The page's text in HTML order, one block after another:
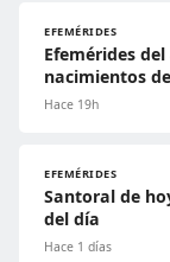
EFEMÉRIDES
Efemérides
nacimientos
Hace 19h
EFEMÉRIDES
Santoral de
del día
Hace 1 días